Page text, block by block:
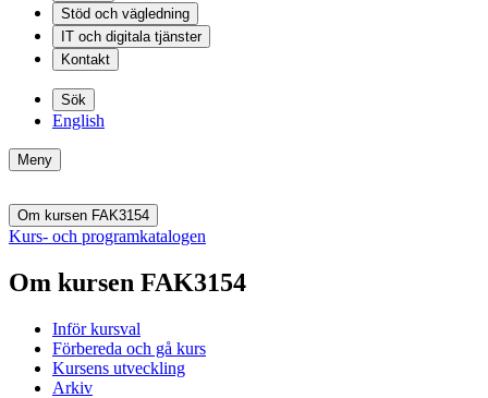
Stöd och vägledning
IT och digitala tjänster
Kontakt
Sök
English
Meny
Om kursen FAK3154
Kurs- och programkatalogen
Om kursen FAK3154
Inför kursval
Förbereda och gå kurs
Kursens utveckling
Arkiv